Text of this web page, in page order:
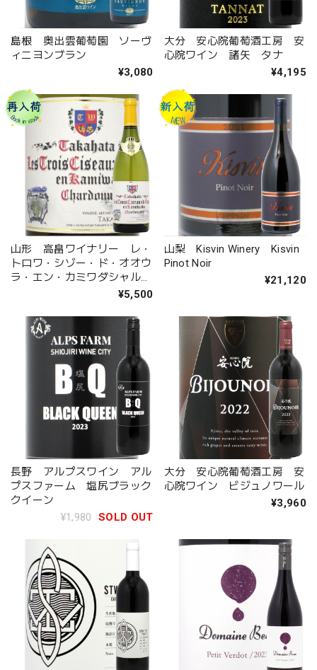
島根 奥出雲葡萄園 ソーヴ
ィニヨンブラン
¥3,080
大分 安心院葡萄酒工房 安
心院ワイン 諸矢 タナ
¥4,195
山形 高畠ワイナリー レ・
トロワ・シゾー・ド・オオウ
ラ・エン・カミワダシャルド
¥5,500
山梨 Kisvin Winery Kisvin
Pinot Noir
¥21,120
長野 アルプスワイン アル
プスファーム 塩尻ブラック
クイーン
¥1,980
SOLD OUT
大分 安心院葡萄酒工房 安
心院ワイン ビジュノワール
¥3,960